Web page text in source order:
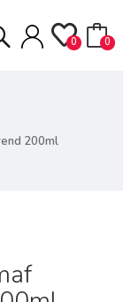
0 0
200ml